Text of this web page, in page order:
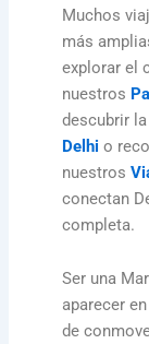
Muchos
más
explorar el
nuestros
descubrir
Delhi o
nuestros
conectan
completa.
Ser una
aparecer
de